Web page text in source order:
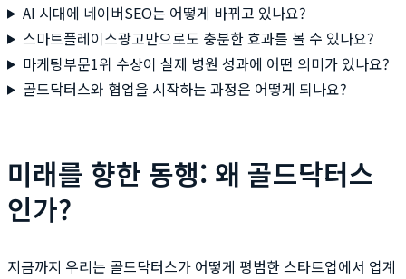
AI 시대에 네이버SEO는 어떻게 바뀌고 있나요?
스마트플레이스광고만으로도 충분한 효과를 볼 수 있나요?
마케팅부문1위 수상이 실제 병원 성과에 어떤 의미가 있나요?
골드닥터스와 협업을 시작하는 과정은 어떻게 되나요?
미래를 향한 동행: 왜 골드닥터스
인가?
지금까지 우리는 골드닥터스가 어떻게 평범한 스타트업에서 업계